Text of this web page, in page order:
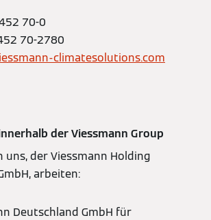
70-0
70-2780
climatesolutions.com
der Viessmann Group
uns, der Viessmann Holding
arbeiten:
Deutschland GmbH für